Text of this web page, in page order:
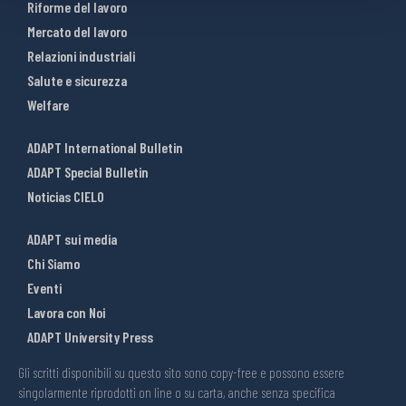
Riforme del lavoro
Mercato del lavoro
Relazioni industriali
Salute e sicurezza
Welfare
ADAPT International Bulletin
ADAPT Special Bulletin
Noticias CIELO
ADAPT sui media
Chi Siamo
Eventi
Lavora con Noi
ADAPT University Press
Gli scritti disponibili su questo sito sono copy-free e possono essere
singolarmente riprodotti on line o su carta, anche senza specifica